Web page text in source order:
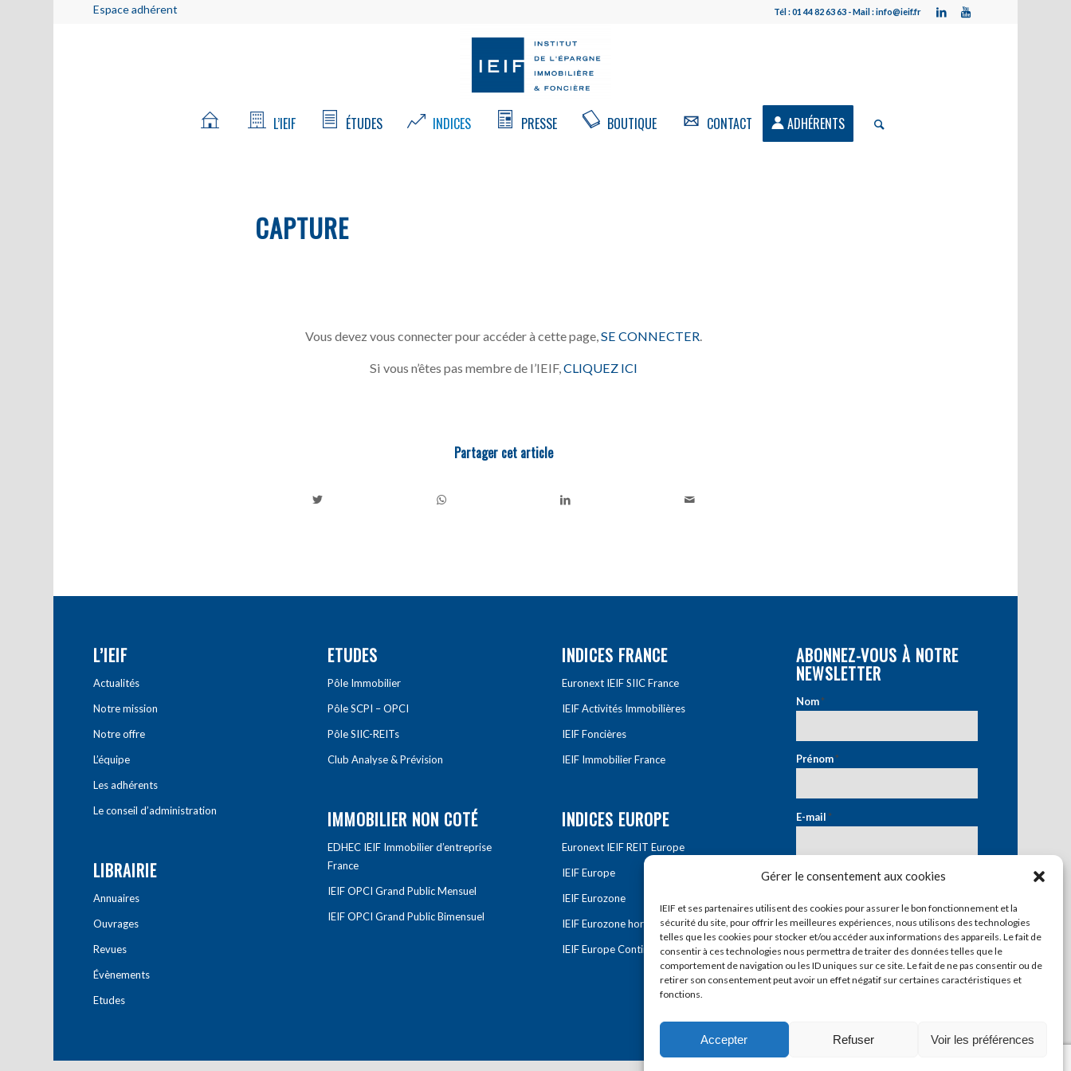
Gérer le consentement aux cookies
IEIF et ses partenaires utilisent des cookies pour assurer le bon fonctionnement et la
sécurité du site, pour offrir les meilleures expériences, nous utilisons des technologies
telles que les cookies pour stocker et/ou accéder aux informations des appareils. Le fait de
consentir à ces technologies nous permettra de traiter des données telles que le
comportement de navigation ou les ID uniques sur ce site. Le fait de ne pas consentir ou de
retirer son consentement peut avoir un effet négatif sur certaines caractéristiques et
fonctions.
Accepter Refuser Voir les préférences
Espace adhérent Tél : 01 44 82 63 63 - Mail : info@ieif.fr
L’IEIF ÉTUDES INDICES PRESSE BOUTIQUE CONTACT ADHÉRENTS
CAPTURE
Vous devez vous connecter pour accéder à cette page, SE CONNECTER
Si vous n’êtes pas membre de l’IEIF,CLIQUEZ ICI
Partager cet article
L’IEIF
Actualités
Notre mission
Notre offre
L’équipe
Les adhérents
Le conseil d’administration
LIBRAIRIE
Annuaires
Ouvrages
Revues
Évènements
Etudes
ETUDES
Pôle Immobilier
Pôle SCPI – OPCI
Pôle SIIC-REITs
Club Analyse & Prévision
IMMOBILIER NON COTÉ
EDHEC IEIF Immobilier d’entreprise
France
IEIF OPCI Grand Public Mensuel
IEIF OPCI Grand Public Bimensuel
INDICES FRANCE
Euronext IEIF SIIC France
IEIF Activités Immobilières
IEIF Foncières
IEIF Immobilier France
INDICES EUROPE
Euronext IEIF REIT Europe
IEIF Europe
IEIF Eurozone
IEIF Eurozone hors France
IEIF Europe Continentale
ABONNEZ-VOUS À NOTRE
NEWSLETTER
Nom*
Prénom*
E-mail*